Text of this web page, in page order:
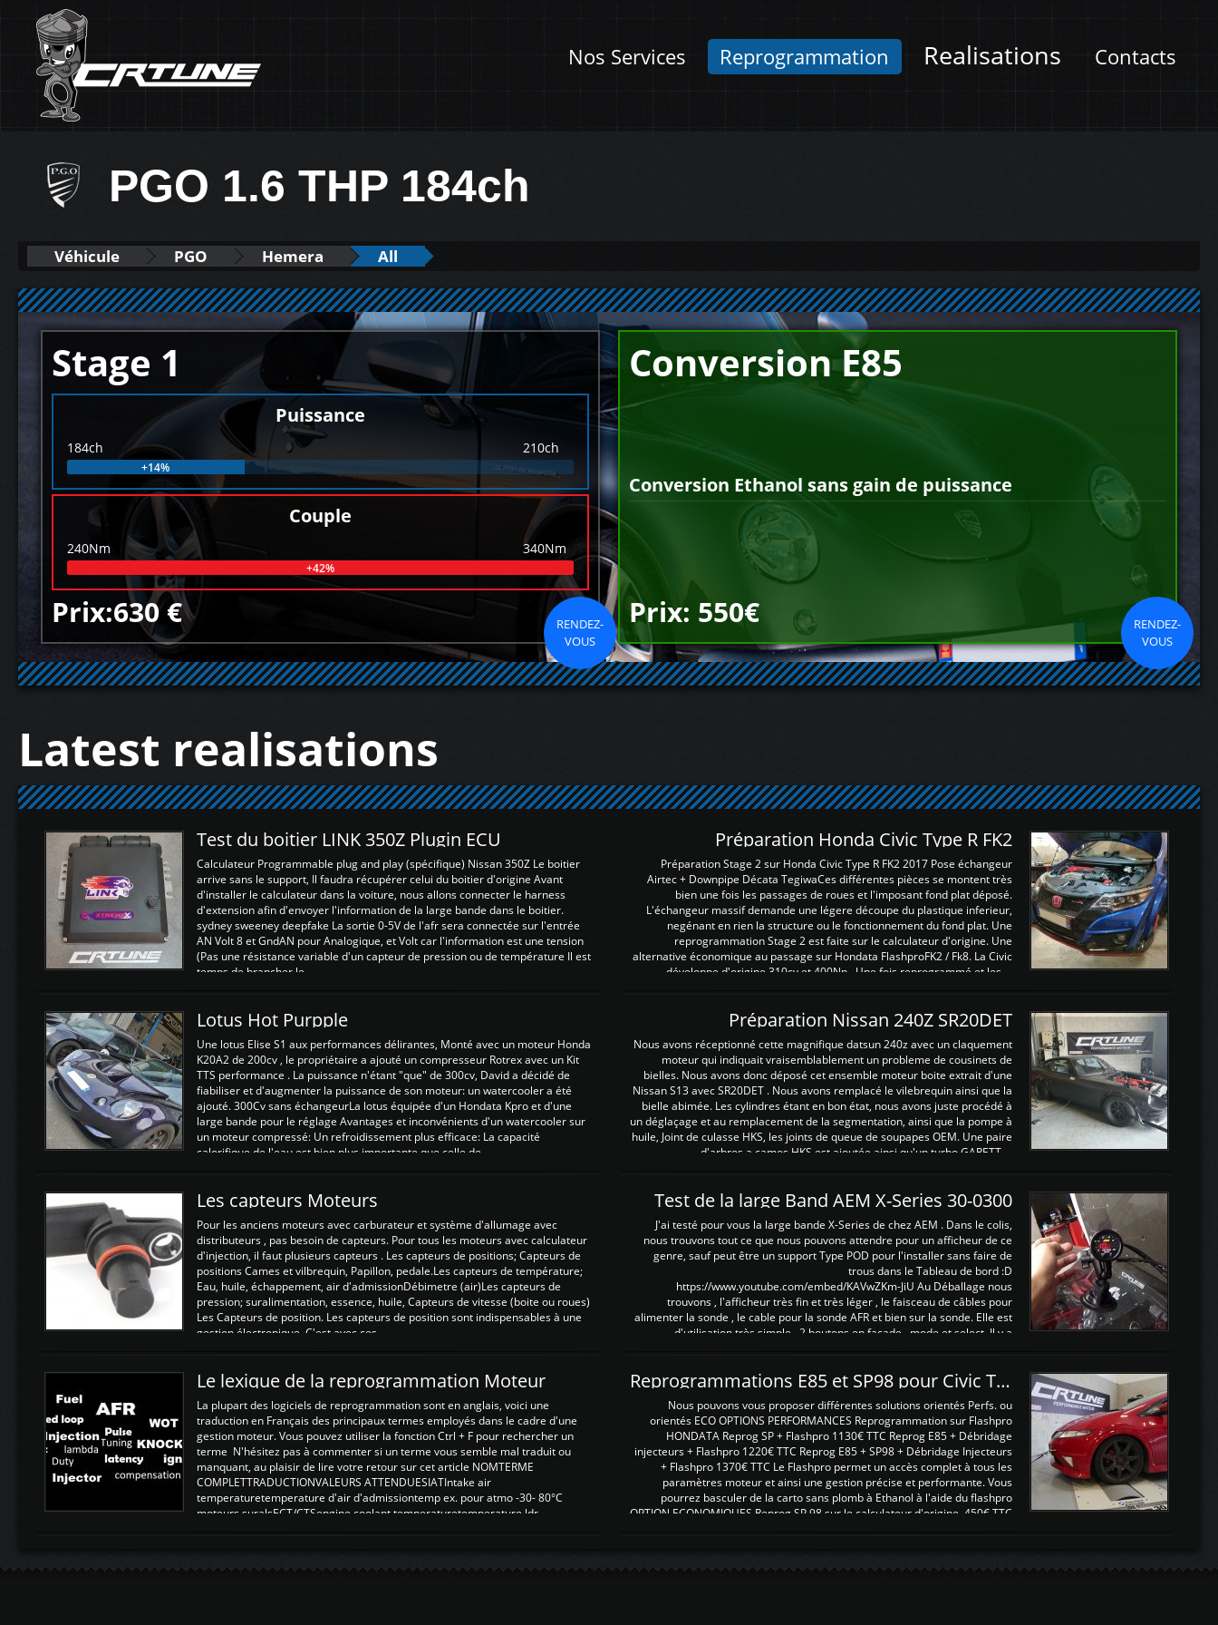
Nos Services Reprogrammation Realisations Contacts
PGO 1.6 THP 184ch
Véhicule PGO Hemera All
Stage 1
Puissance
184ch 210ch
+14%
Couple
240Nm 340Nm
+42%
Prix:630 €
RENDEZ-
VOUS
Conversion E85
Conversion Ethanol sans gain de puissance
Prix: 550€
RENDEZ-
VOUS
Latest realisations
Test du boitier LINK 350Z Plugin ECU
Calculateur Programmable plug and play (spécifique) Nissan 350Z Le boitier
arrive sans le support, Il faudra récupérer celui du boitier d'origine Avant
d'installer le calculateur dans la voiture, nous allons connecter le harness
d'extension afin d'envoyer l'information de la large bande dans le boitier.
sydney sweeney deepfake La sortie 0-5V de l'afr sera connectée sur l'entrée
AN Volt 8 et GndAN pour Analogique, et Volt car l'information est une tension
(Pas une résistance variable d'un capteur de pression ou de température Il est
temps de brancher le ...
Préparation Honda Civic Type R FK2
Préparation Stage 2 sur Honda Civic Type R FK2 2017 Pose échangeur
Airtec + Downpipe Décata TegiwaCes différentes pièces se montent très
bien une fois les passages de roues et l'imposant fond plat déposé.
L'échangeur massif demande une légere découpe du plastique inferieur,
negénant en rien la structure ou le fonctionnement du fond plat. Une
reprogrammation Stage 2 est faite sur le calculateur d'origine. Une
alternative économique au passage sur Hondata FlashproFK2 / Fk8. La Civic
développe d'origine 310cv et 400Nn , Une fois reprogrammé et les ...
Lotus Hot Purpple
Une lotus Elise S1 aux performances délirantes, Monté avec un moteur Honda
K20A2 de 200cv , le propriétaire a ajouté un compresseur Rotrex avec un Kit
TTS performance . La puissance n'étant "que" de 300cv, David a décidé de
fiabiliser et d'augmenter la puissance de son moteur: un watercooler a été
ajouté. 300Cv sans échangeurLa lotus équipée d'un Hondata Kpro et d'une
large bande pour le réglage Avantages et inconvénients d'un watercooler sur
un moteur compressé: Un refroidissement plus efficace: La capacité
calorifique de l'eau est bien plus importante que celle de ...
Préparation Nissan 240Z SR20DET
Nous avons réceptionné cette magnifique datsun 240z avec un claquement
moteur qui indiquait vraisemblablement un probleme de cousinets de
bielles. Nous avons donc déposé cet ensemble moteur boite extrait d'une
Nissan S13 avec SR20DET . Nous avons remplacé le vilebrequin ainsi que la
bielle abimée. Les cylindres étant en bon état, nous avons juste procédé à
un déglaçage et au remplacement de la segmentation, ainsi que la pompe à
huile, Joint de culasse HKS, les joints de queue de soupapes OEM. Une paire
d'arbres a cames HKS est ajoutée ainsi qu'un turbo GARETT ...
Les capteurs Moteurs
Pour les anciens moteurs avec carburateur et système d'allumage avec
distributeurs , pas besoin de capteurs. Pour tous les moteurs avec calculateur
d'injection, il faut plusieurs capteurs . Les capteurs de positions; Capteurs de
positions Cames et vilbrequin, Papillon, pedale.Les capteurs de température;
Eau, huile, échappement, air d'admissionDébimetre (air)Les capteurs de
pression; suralimentation, essence, huile, Capteurs de vitesse (boite ou roues)
Les Capteurs de position. Les capteurs de position sont indispensables à une
gestion électronique. C'est avec ces ...
Test de la large Band AEM X-Series 30-0300
J'ai testé pour vous la large bande X-Series de chez AEM . Dans le colis,
nous trouvons tout ce que nous pouvons attendre pour un afficheur de ce
genre, sauf peut être un support Type POD pour l'installer sans faire de
trous dans le Tableau de bord :D
https://www.youtube.com/embed/KAVwZKm-JiU Au Déballage nous
trouvons , l'afficheur très fin et très léger , le faisceau de câbles pour
alimenter la sonde , le cable pour la sonde AFR et bien sur la sonde. Elle est
d'utilisation très simple , 2 boutons en façade , mode et select. Il y a
Le lexique de la reprogrammation Moteur
La plupart des logiciels de reprogrammation sont en anglais, voici une
traduction en Français des principaux termes employés dans le cadre d'une
gestion moteur. Vous pouvez utiliser la fonction Ctrl + F pour rechercher un
terme N'hésitez pas à commenter si un terme vous semble mal traduit ou
manquant, au plaisir de lire votre retour sur cet article NOMTERME
COMPLETTRADUCTIONVALEURS ATTENDUESIATIntake air
temperaturetemperature d'air d'admissiontemp ex. pour atmo -30- 80°C
moteurs suralsECT/CTSengine coolant temperaturetemperature ldr
Reprogrammations E85 et SP98 pour Civic Type R FN2
Nous pouvons vous proposer différentes solutions orientés Perfs. ou
orientés ECO OPTIONS PERFORMANCES Reprogrammation sur Flashpro
HONDATA Reprog SP + Flashpro 1130€ TTC Reprog E85 + Débridage
injecteurs + Flashpro 1220€ TTC Reprog E85 + SP98 + Débridage Injecteurs
+ Flashpro 1370€ TTC Le Flashpro permet un accès complet à tous les
paramètres moteur et ainsi une gestion précise et performante. Vous
pourrez basculer de la carto sans plomb à Ethanol à l'aide du flashpro
OPTION ECONOMIQUES Reprog SP 98 sur le calculateur d'origine 450€ TTC